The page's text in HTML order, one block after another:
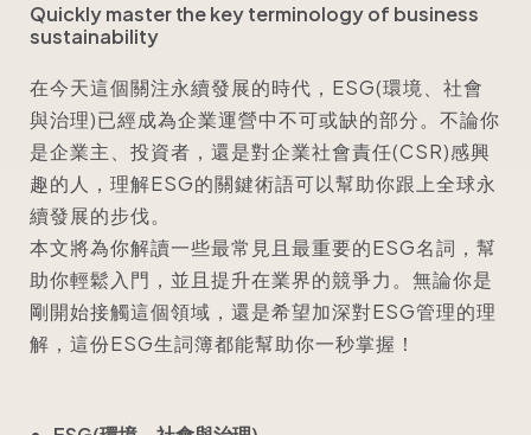
Quickly master the key terminology of business
sustainability
在今天這個關注永續發展的時代，ESG(環境、社會
與治理)已經成為企業運營中不可或缺的部分。不論你
是企業主、投資者，還是對企業社會責任(CSR)感興
趣的人，理解ESG的關鍵術語可以幫助你跟上全球永
續發展的步伐。
本文將為你解讀一些最常見且最重要的ESG名詞，幫
助你輕鬆入門，並且提升在業界的競爭力。無論你是
剛開始接觸這個領域，還是希望加深對ESG管理的理
解，這份ESG生詞簿都能幫助你一秒掌握！